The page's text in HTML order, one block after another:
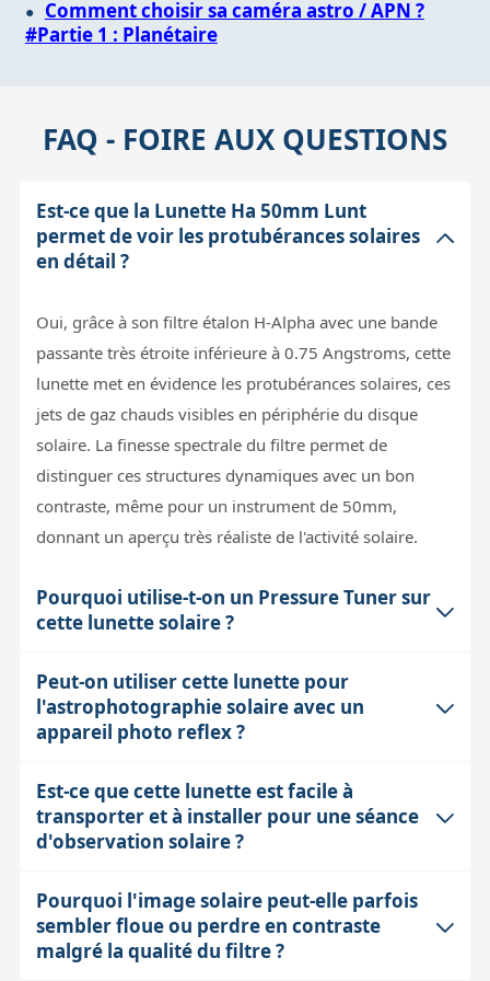
Comment choisir sa caméra astro / APN ?
#Partie 1 : Planétaire
FAQ - FOIRE AUX QUESTIONS
Est-ce que la Lunette Ha 50mm Lunt
permet de voir les protubérances solaires
en détail ?
Oui, grâce à son filtre étalon H-Alpha avec une bande
passante très étroite inférieure à 0.75 Angstroms, cette
lunette met en évidence les protubérances solaires, ces
jets de gaz chauds visibles en périphérie du disque
solaire. La finesse spectrale du filtre permet de
distinguer ces structures dynamiques avec un bon
contraste, même pour un instrument de 50mm,
donnant un aperçu très réaliste de l'activité solaire.
Pourquoi utilise-t-on un Pressure Tuner sur
cette lunette solaire ?
Le Pressure Tuner ajuste la pression à l'intérieur de
l'étalon Fabry-Perot, modifiant précisément la longueur
d'onde transmise. Cela compense les variations
atmosphérique, ou même la rotation du Soleil (effet
Doppler). Cette correction fine est essentielle pour
comme la granulation ou les zones actives, surtout lors
d'observations prolongées.
Peut-on utiliser cette lunette pour
l'astrophotographie solaire avec un
appareil photo reflex ?
Oui, la Lunette Ha 50mm Lunt dispose d'un porte-
oculaire standard 31,75mm compatible avec les
accessoires d'imagerie. Toutefois, il faut choisir un filtre
les petits capteurs et l'imagerie débutante. Le
backfocus disponible est limité, donc il est important
Est-ce que cette lunette est facile à
transporter et à installer pour une séance
d'observation solaire ?
Avec ses 2,1 kg et 37 cm de longueur, la Lunette Ha
50mm Lunt est relativement compacte et légère. Elle se
transporte aisément dans une petite voiture et s'installe
Pourquoi l'image solaire peut-elle parfois
sembler floue ou perdre en contraste
malgré la qualité du filtre ?